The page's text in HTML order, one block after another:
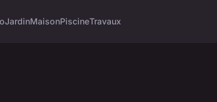
JardinMaisonPiscineTravaux